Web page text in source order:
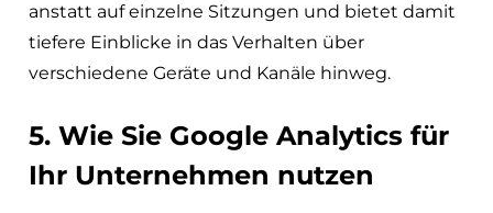
anstatt auf einzelne Sitzungen und bietet damit
tiefere Einblicke in das Verhalten über
verschiedene Geräte und Kanäle hinweg.
5. Wie Sie Google Analytics für
Ihr Unternehmen nutzen